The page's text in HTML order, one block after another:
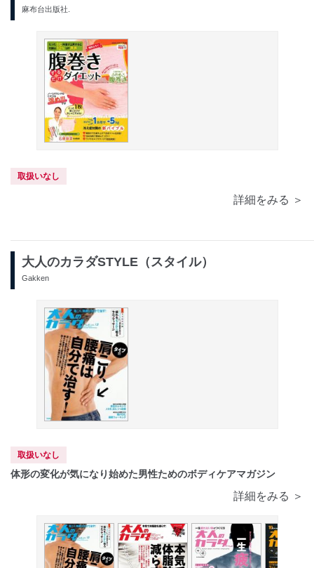
麻布台出版社.
取扱いなし
詳細をみる ＞
大人のカラダSTYLE（スタイル）
Gakken
取扱いなし
体形の変化が気になり始めた男性ためのボディケアマガジン
詳細をみる ＞